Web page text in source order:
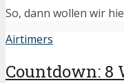
So, dann wollen wir
Airtimers
Countdown: 8